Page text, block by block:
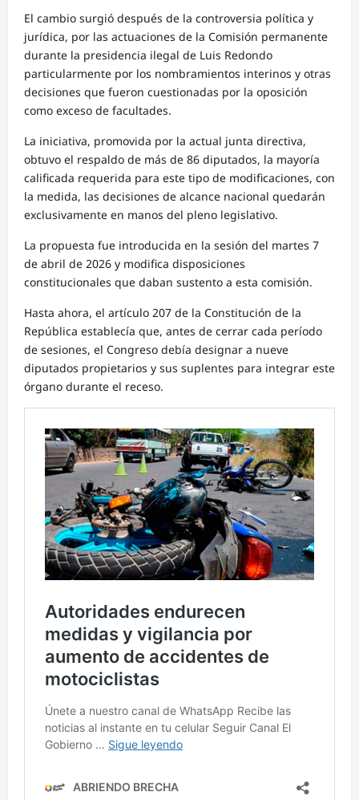
El cambio surgió después de la controversia política y
jurídica, por las actuaciones de la Comisión permanente
durante la presidencia ilegal de Luis Redondo
particularmente por los nombramientos interinos y otras
decisiones que fueron cuestionadas por la oposición
como exceso de facultades.
La iniciativa, promovida por la actual junta directiva,
obtuvo el respaldo de más de 86 diputados, la mayoría
calificada requerida para este tipo de modificaciones, con
la medida, las decisiones de alcance nacional quedarán
exclusivamente en manos del pleno legislativo.
La propuesta fue introducida en la sesión del martes 7
de abril de 2026 y modifica disposiciones
constitucionales que daban sustento a esta comisión.
Hasta ahora, el artículo 207 de la Constitución de la
República establecía que, antes de cerrar cada período
de sesiones, el Congreso debía designar a nueve
diputados propietarios y sus suplentes para integrar este
órgano durante el receso.